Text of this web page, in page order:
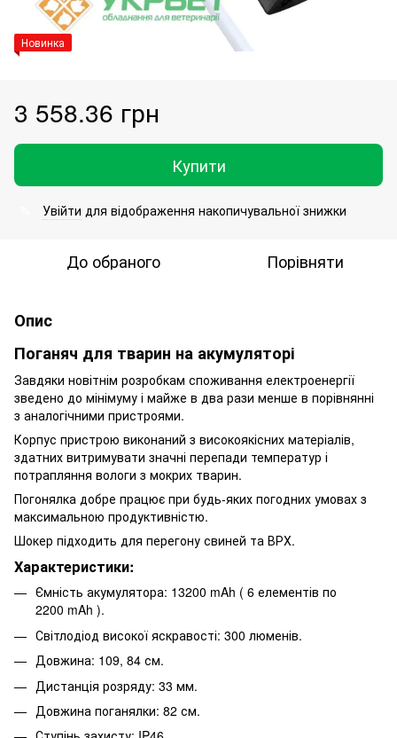
Новинка
3 558.36 грн
Купити
Увійти для відображення накопичувальної знижки
До обраного Порівняти
Опис
Поганяч для тварин на акумуляторі
Завдяки новітнім розробкам споживання електроенергії
зведено до мінімуму і майже в два рази менше в порівнянні
з аналогічними пристроями.
Корпус пристрою виконаний з високоякісних матеріалів,
здатних витримувати значні перепади температур і
потрапляння вологи з мокрих тварин.
Погонялка добре працює при будь-яких погодних умовах з
максимальною продуктивністю.
Шокер підходить для перегону свиней та ВРХ.
Характеристики:
Ємність акумулятора: 13200 mAh ( 6 елементів по
2200 mAh ).
Світлодіод високої яскравості: 300 люменів.
Довжина: 109, 84 см.
Дистанція розряду: 33 мм.
Довжина поганялки: 82 см.